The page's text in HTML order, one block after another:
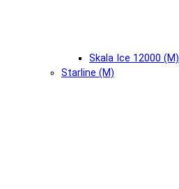
Skala Ice 12000 (М)
Starline (М)